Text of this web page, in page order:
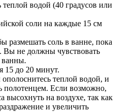
водой (40 градусов или
соли на каждые 15 см
размешать соль в ванне, пока
Вы не должны чувствовать
ванны.
15 до 20 минут.
теплой водой, и
полотенцем. Если возможно,
высохнуть на воздухе, так как
и увеличить